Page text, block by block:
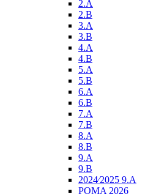
2.A
2.B
3.A
3.B
4.A
4.B
5.A
5.B
6.A
6.B
7.A
7.B
8.A
8.B
9.A
9.B
2024⁄2025 9.A
POMA 2026